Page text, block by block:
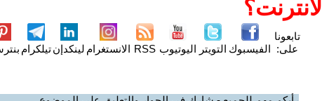
الانترنت؟
تابعونا
على: الفيسبوك التويتر اليوتيوب RSS الانستغرام لينكدإنتيلكرام